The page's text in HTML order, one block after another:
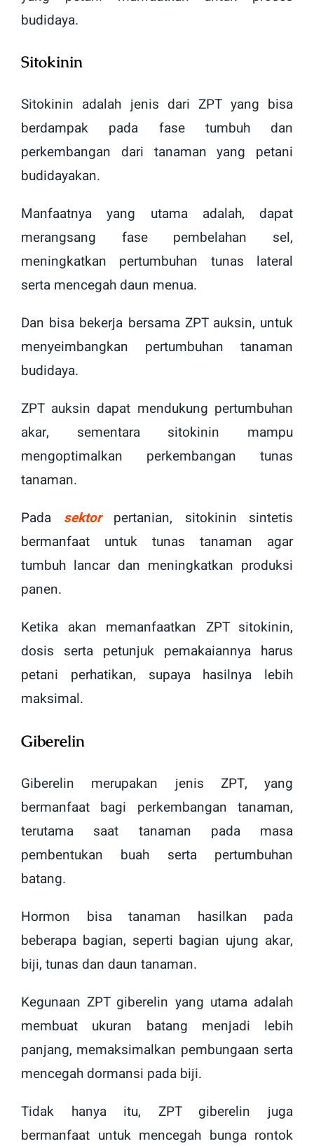
budidaya.
Sitokinin
Sitokinin adalah jenis dari ZPT yang bisa
berdampak pada fase tumbuh dan
perkembangan dari tanaman yang petani
budidayakan.
Manfaatnya yang utama adalah, dapat
merangsang fase pembelahan sel,
meningkatkan pertumbuhan tunas lateral
serta mencegah daun menua.
Dan bisa bekerja bersama ZPT auksin, untuk
menyeimbangkan pertumbuhan tanaman
budidaya.
ZPT auksin dapat mendukung pertumbuhan
akar, sementara sitokinin mampu
mengoptimalkan perkembangan tunas
tanaman.
Pada sektorpertanian, sitokinin sintetis
bermanfaat untuk tunas tanaman agar
tumbuh lancar dan meningkatkan produksi
panen.
Ketika akan memanfaatkan ZPT sitokinin,
dosis serta petunjuk pemakaiannya harus
petani perhatikan, supaya hasilnya lebih
maksimal.
Giberelin
Giberelin merupakan jenis ZPT, yang
bermanfaat bagi perkembangan tanaman,
terutama saat tanaman pada masa
pembentukan buah serta pertumbuhan
batang.
Hormon bisa tanaman hasilkan pada
beberapa bagian, seperti bagian ujung akar,
biji, tunas dan daun tanaman.
Kegunaan ZPT giberelin yang utama adalah
membuat ukuran batang menjadi lebih
panjang, memaksimalkan pembungaan serta
mencegah dormansi pada biji.
Tidak hanya itu, ZPT giberelin juga
bermanfaat untuk mencegah bunga rontok